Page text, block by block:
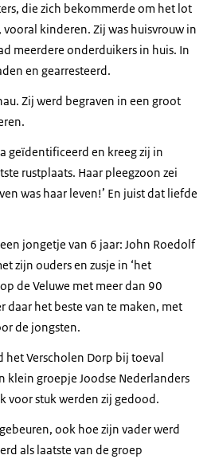
die zich bekommerde om het lot
vooral kinderen. Zij was huisvrouw in
meerdere onderduikers in huis. In
en gearresteerd.
Zij werd begraven in een groot
geïdentificeerd en kreeg zij in
rustplaats. Haar pleegzoon zei
was haar leven!’ En juist dat liefde
jongetje van 6 jaar: John Roedolf
zijn ouders en zusje in ‘het
de Veluwe met meer dan 90
daar het beste van te maken, met
de jongsten.
Verscholen Dorp bij toeval
klein groepje Joodse Nederlanders
voor stuk werden zij gedood.
ook hoe zijn vader werd
als laatste van de groep